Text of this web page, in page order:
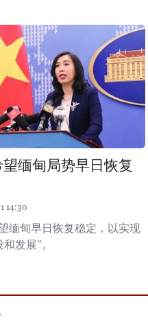
缅甸局势早日恢复
14:30
缅甸早日恢复稳定，以实现
发展”。